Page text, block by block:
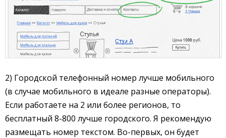
2) Городской телефонный номер лучше мобильного
(в случае мобильного в идеале разные операторы).
Если работаете на 2 или более регионов, то
бесплатный 8-800 лучше городского. Я рекомендую
размещать номер текстом. Во-первых, он будет